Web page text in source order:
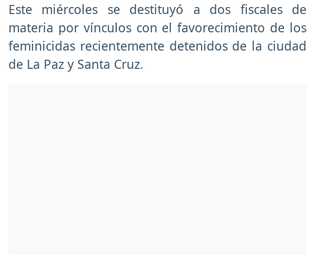
Este miércoles se destituyó a dos fiscales de
materia por vínculos con el favorecimiento de los
feminicidas recientemente detenidos de la ciudad
de La Paz y Santa Cruz.